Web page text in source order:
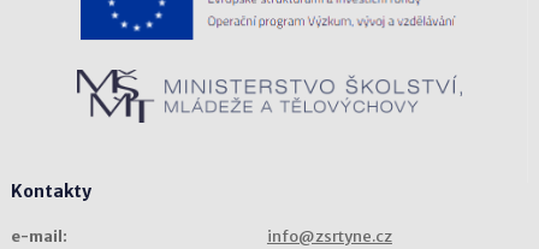
Kontakty
e-mail:
info@zsrtyne.cz